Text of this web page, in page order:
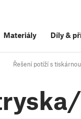
Materiály Díly&
Řešení potíží s tiskárnou